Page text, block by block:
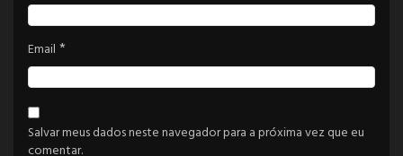
Email *
Salvar meus dados neste navegador para a próxima vez que eu
comentar.